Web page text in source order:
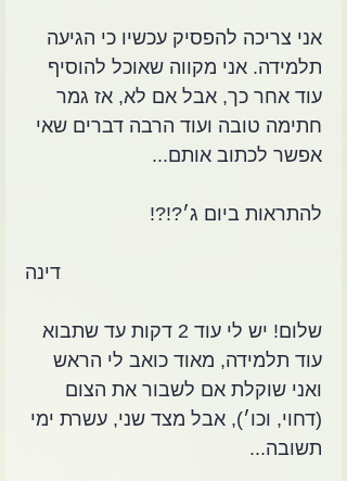
אני צריכה להפסיק עכשיו כי הגיעה
תלמידה. אני מקווה שאוכל להוסיף
עוד אחר כך, אבל אם לא, אז גמר
חתימה טובה ועוד הרבה דברים שאי
אפשר לכתוב אותם...
להתראות ביום ג׳?!?!
דינה
שלום! יש לי עוד 2 דקות עד שתבוא
עוד תלמידה, מאוד כואב לי הראש
ואני שוקלת אם לשבור את הצום
(דחוי, וכו׳), אבל מצד שני, עשרת ימי
תשובה...